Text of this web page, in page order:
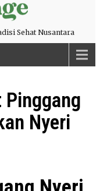
Sehat Nusantara
Pinggang
Nyeri